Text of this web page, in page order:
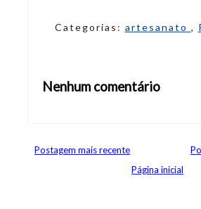
Categorias: artesanato ,
Nenhum comentário
Postagem mais recente
Página inicial